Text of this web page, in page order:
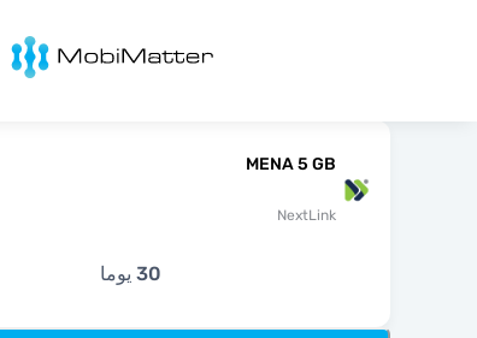
MENA 5 GB
NextLink
30 يوما